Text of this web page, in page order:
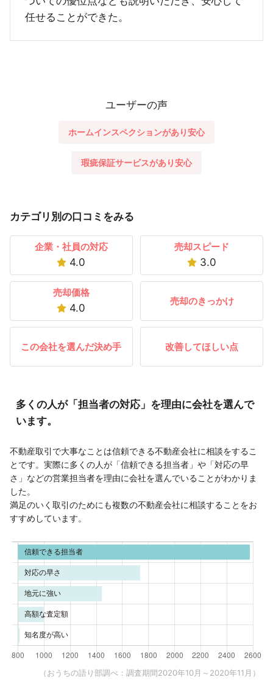
任せることができた。
ユーザーの声
ホームインスペクションがあり安心
瑕疵保証サービスがあり安心
カテゴリ別の口コミをみる
企業・社員の対応
4.0
売却スピード
3.0
売却価格
4.0
売却のきっかけ
この会社を選んだ決め手 改善してほしい点
多くの人が「担当者の対応」を理由に会社を選んで
います。
不動産取引で大事なことは信頼できる不動産会社に相談をするこ
とです。実際に多くの人が「信頼できる担当者」や「対応の早
さ」などの営業担当者を理由に会社を選んでいることがわかりま
した。
満足のいく取引のためにも複数の不動産会社に相談することをお
すすめしています。
（おうちの語り部調べ：調査期間2020年10月～2020年11月）